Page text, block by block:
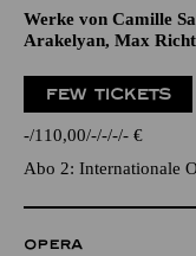
Werke von Camille
Arakelyan, Max
FEW TICKETS
- 110,00 - - - - €
Abo 2: Internationale
OPERA